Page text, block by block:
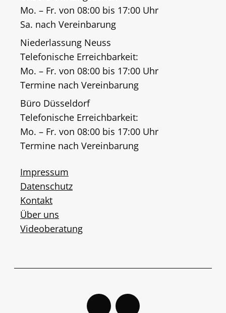
Mo. – Fr. von 08:00 bis 17:00 Uhr
Sa. nach Vereinbarung
Niederlassung Neuss
Telefonische Erreichbarkeit:
Mo. – Fr. von 08:00 bis 17:00 Uhr
Termine nach Vereinbarung
Büro Düsseldorf
Telefonische Erreichbarkeit:
Mo. – Fr. von 08:00 bis 17:00 Uhr
Termine nach Vereinbarung
Impressum
Datenschutz
Kontakt
Über uns
Videoberatung